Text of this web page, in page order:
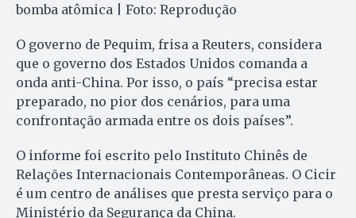
bomba atômica | Foto: Reprodução
O governo de Pequim, frisa a Reuters, considera
que o governo dos Estados Unidos comanda a
onda anti-China. Por isso, o país “precisa estar
preparado, no pior dos cenários, para uma
confrontação armada entre os dois países”.
O informe foi escrito pelo Instituto Chinês de
Relações Internacionais Contemporâneas. O Cicir
é um centro de análises que presta serviço para o
Ministério da Segurança da China.